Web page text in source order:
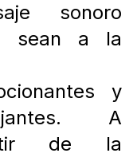
sonoro
sean a la
y
A
de la